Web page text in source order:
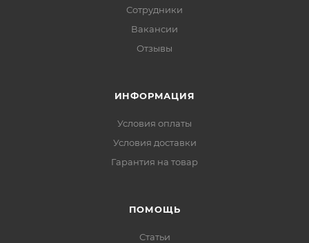
Сотрудники
Вакансии
Отзывы
ИНФОРМАЦИЯ
Условия оплаты
Условия доставки
Гарантия на товар
ПОМОЩЬ
Статьи